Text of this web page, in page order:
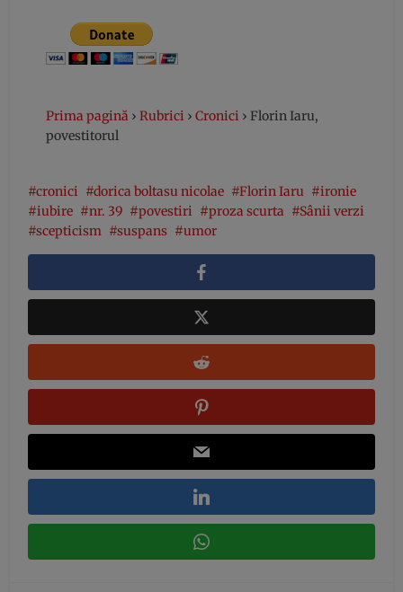
Prima pagină › Rubrici › Cronici › Florin Iaru,
povestitorul
cronici dorica boltasu nicolae Florin Iaru
ironie
iubire
nr. 39 povestiri proza scurta
Sânii verzi
scepticism
suspans umor